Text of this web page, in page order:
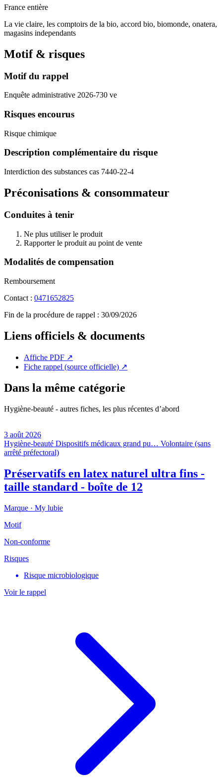
France entière
La vie claire, les comptoirs de la bio, accord bio, biomonde, onatera,
magasins independants
Motif & risques
Motif du rappel
Enquête administrative 2026-730 ve
Risques encourus
Risque chimique
Description complémentaire du risque
Interdiction des substances cas 7440-22-4
Préconisations & consommateur
Conduites à tenir
Ne plus utiliser le produit
Rapporter le produit au point de vente
Modalités de compensation
Remboursement
Contact : 0471652825
Fin de la procédure de rappel : 30/09/2026
Liens officiels & documents
Affiche PDF ↗
Fiche rappel (source officielle) ↗
Dans la même catégorie
Hygiène-beauté - autres fiches, les plus récentes d’abord
3 août 2026
Hygiène-beauté Dispositifs médicaux grand pu… Volontaire (sans
arrêté préfectoral)
Préservatifs en latex naturel ultra fins -
taille standard - boîte de 12
Marque · My lubie
Motif
Non-conforme
Risques
Risque microbiologique
Voir le rappel